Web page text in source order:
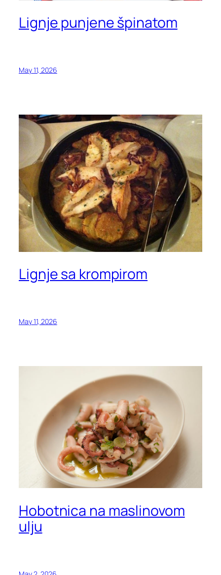
Lignje punjene špinatom
May 11, 2026
Lignje sa krompirom
May 11, 2026
Hobotnica na maslinovom
ulju